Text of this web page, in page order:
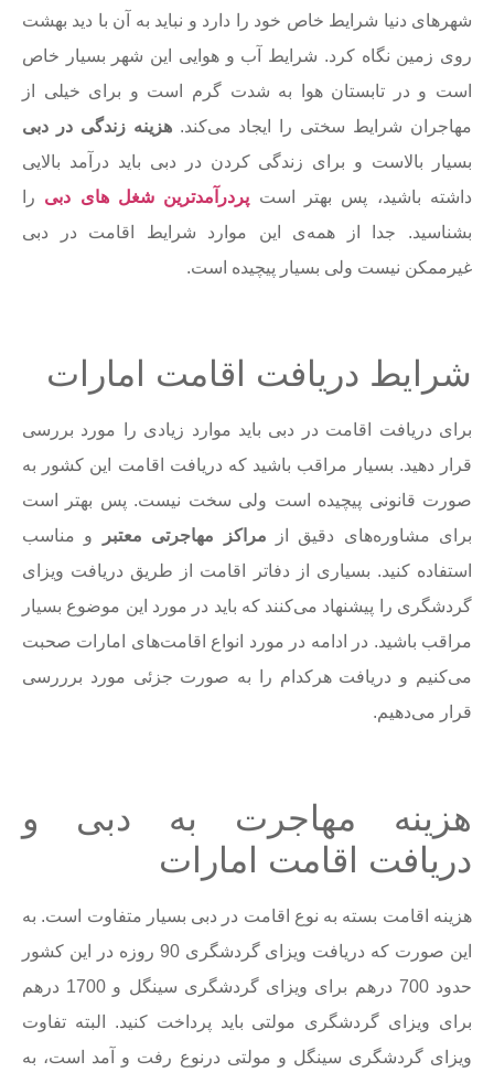
شهرهای دنیا شرایط خاص خود را دارد و نباید به آن با دید بهشت
روی زمین نگاه کرد. شرایط آب و هوایی این شهر بسیار خاص
است و در تابستان هوا به شدت گرم است و برای خیلی از
مهاجران شرایط سختی را ایجاد می‌کند.هزینه زندگی در دبی
بسیار بالاست و برای زندگی کردن در دبی باید درآمد بالایی
داشته باشید، پس بهتر است پردرآمدترین شغل های دبی را
بشناسید. جدا از همه‌ی این موارد شرایط اقامت در دبی
غیرممکن نیست ولی بسیار پیچیده است.
شرایط دریافت اقامت امارات
برای دریافت اقامت در دبی باید موارد زیادی را مورد بررسی
قرار دهید. بسیار مراقب باشید که دریافت اقامت این کشور به
صورت قانونی پیچیده است ولی سخت نیست. پس بهتر است
برای مشاوره‌های دقیق از مراکز مهاجرتی معتبر
و مناسب
استفاده کنید. بسیاری از دفاتر اقامت از طریق دریافت ویزای
گردشگری را پیشنهاد می‌کنند که باید در مورد این موضوع بسیار
مراقب باشید. در ادامه در مورد انواع اقامت‌های امارات صحبت
می‌کنیم و دریافت هرکدام را به صورت جزئی مورد برررسی
قرار می‌دهیم.
هزینه مهاجرت به دبی و
دریافت اقامت امارات
هزینه اقامت بسته به نوع اقامت در دبی بسیار متفاوت است. به
این صورت که دریافت ویزای گردشگری 90 روزه در این کشور
حدود 700 درهم برای ویزای گردشگری سینگل و 1700 درهم
برای ویزای گردشگری مولتی باید پرداخت کنید. البته تفاوت
ویزای گردشگری سینگل و مولتی درنوع رفت و آمد است، به